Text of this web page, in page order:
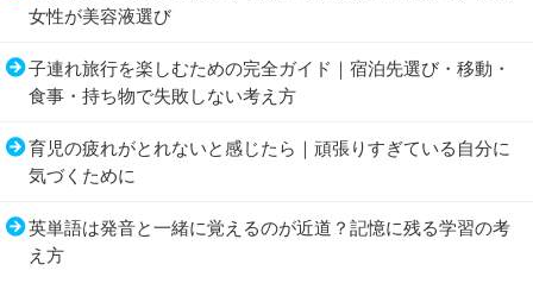
女性が美容液選び
子連れ旅行を楽しむための完全ガイド｜宿泊先選び・移動・
食事・持ち物で失敗しない考え方
育児の疲れがとれないと感じたら｜頑張りすぎている自分に
気づくために
英単語は発音と一緒に覚えるのが近道？記憶に残る学習の考
え方